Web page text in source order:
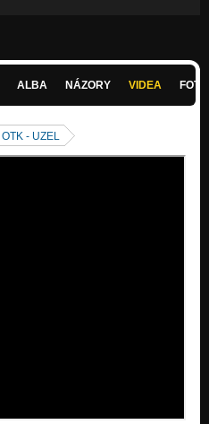
ALBA NÁZORY VIDEA
OTK - UZEL